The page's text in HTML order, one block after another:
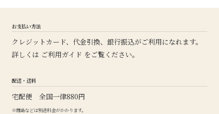
お支払い方法
クレジットカード、代金引換、銀行振込がご利用になれます。
詳しくは ご利用ガイド をご覧ください。
配送・送料
宅配便 全国一律880円
※離島などは別途料金がかかります。